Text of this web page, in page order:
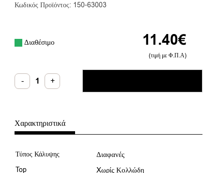
Κωδικός Προϊόντος: 150-63003
11.40€
(τιμή με Φ.Π.Α)
Διαθέσιμο
- Infinity
Τοπ
Silver
ποσότητα
+
Χαρακτηριστικά
Τύπος Κάλυψης Διαφανές
Top Xωρίς Κολλώδη